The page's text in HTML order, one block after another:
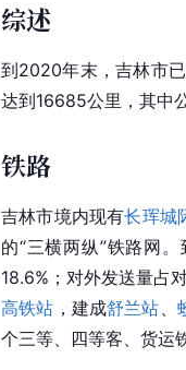
综述
到2020年末，吉林市
达到16685公里，其中
铁路
吉林市境内现有长珲城
的“三横两纵”铁路网
18.6%；对外发送量占
高铁站 ，建成舒兰站、
个三等、四等客、货运